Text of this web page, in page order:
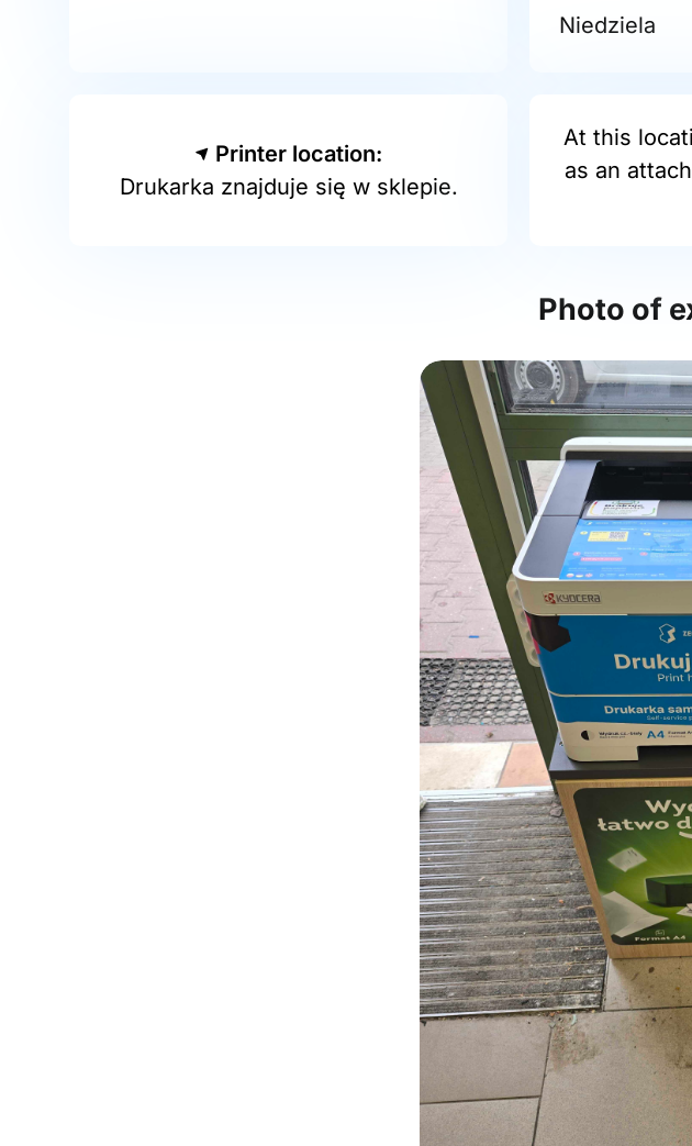
Niedziela
Printer location:
Drukarka znajduje się w sklepie.
At this
as an
Photo of